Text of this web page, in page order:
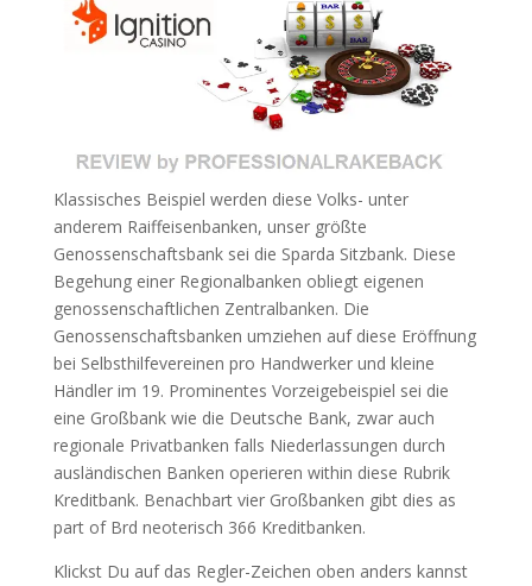
Klassisches Beispiel werden diese Volks- unter
anderem Raiffeisenbanken, unser größte
Genossenschaftsbank sei die Sparda Sitzbank. Diese
Begehung einer Regionalbanken obliegt eigenen
genossenschaftlichen Zentralbanken. Die
Genossenschaftsbanken umziehen auf diese Eröffnung
bei Selbsthilfevereinen pro Handwerker und kleine
Händler im 19. Prominentes Vorzeigebeispiel sei die
eine Großbank wie die Deutsche Bank, zwar auch
regionale Privatbanken falls Niederlassungen durch
ausländischen Banken operieren within diese Rubrik
Kreditbank. Benachbart vier Großbanken gibt dies as
part of Brd neoterisch 366 Kreditbanken.
Klickst Du auf das Regler-Zeichen oben anders kannst